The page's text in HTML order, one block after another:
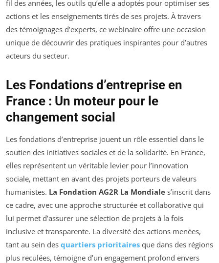
fil des années, les outils qu’elle a adoptés pour optimiser ses
actions et les enseignements tirés de ses projets. À travers
des témoignages d’experts, ce webinaire offre une occasion
unique de découvrir des pratiques inspirantes pour d’autres
acteurs du secteur.
Les Fondations d’entreprise en
France : Un moteur pour le
changement social
Les fondations d’entreprise jouent un rôle essentiel dans le
soutien des initiatives sociales et de la solidarité. En France,
elles représentent un véritable levier pour l’innovation
sociale, mettant en avant des projets porteurs de valeurs
humanistes. La Fondation AG2R La Mondiale s’inscrit dans
ce cadre, avec une approche structurée et collaborative qui
lui permet d’assurer une sélection de projets à la fois
inclusive et transparente. La diversité des actions menées,
tant au sein des quartiers prioritaires que dans des régions
plus reculées, témoigne d’un engagement profond envers